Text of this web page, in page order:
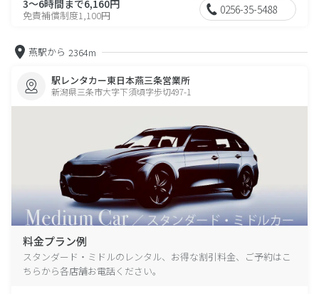
3～6時間まで6,160円
免責補償制度1,100円 0256-35-5488
燕駅から 2364m
駅レンタカー東日本燕三条営業所
新潟県三条市大字下須頃字歩切497-1
料金プラン例
スタンダード・ミドルのレンタル、お得な割引料金、ご予約はこ
ちらから各店舗お電話ください。